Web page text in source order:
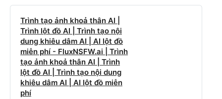
Trình tạo ảnh khoả thân AI |
Trình lột đồ AI | Trình tạo nội
dung khiêu dâm AI | AI lột đồ
miễn phí - FluxNSFW.ai | Trình
tạo ảnh khoả thân AI | Trình
lột đồ AI | Trình tạo nội dung
khiêu dâm AI | AI lột đồ miễn
phí